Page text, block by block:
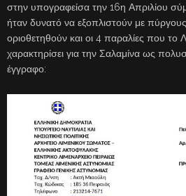
στην υπογραφείσα την 16η Απριλίου
ήταν δυνατό να εξοπλιστούν με
οριοθετηθούν και οι 4 παραλίες που το
χαρακτηρίσει για την Σαλαμίνα ως
έγγραφο: